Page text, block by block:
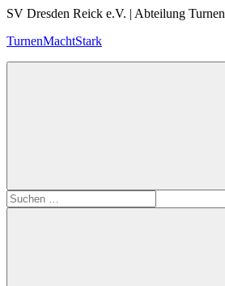
Zum
springen
SV Dresden Reick e.V. | Abteilung Turnen
TurnenMachtStark
Suchen
nach: